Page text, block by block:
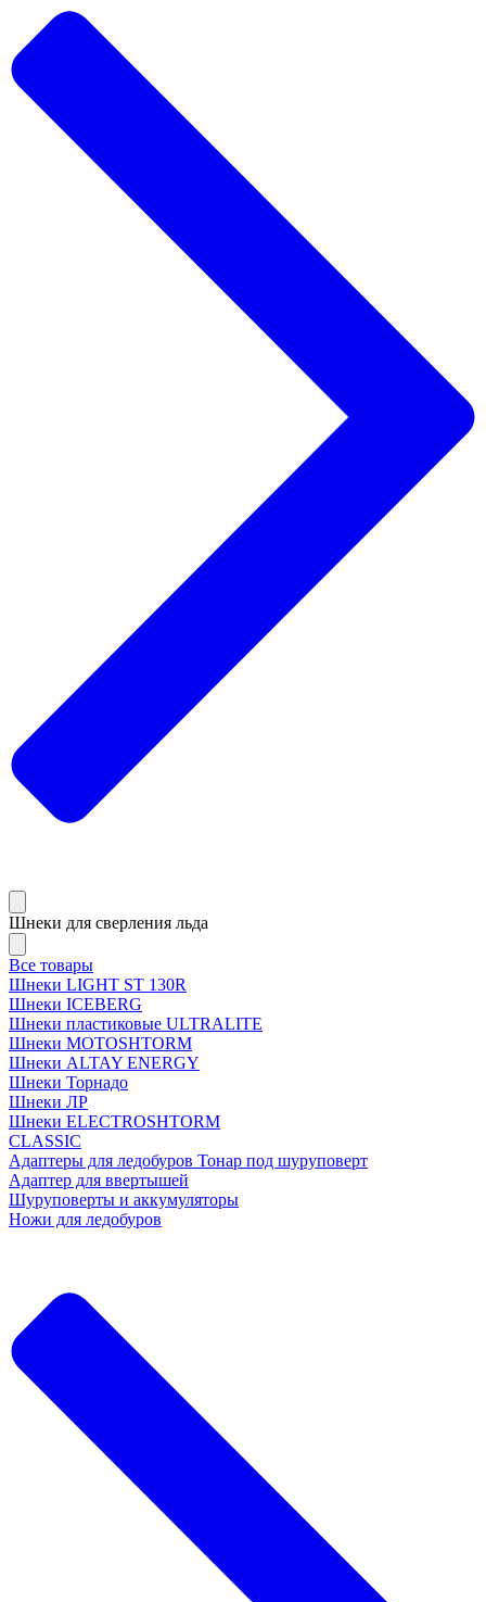
Шнеки для сверления льда
Все товары
Шнеки LIGHT ST 130R
Шнеки ICEBERG
Шнеки пластиковые ULTRALITE
Шнеки MOTOSHTORM
Шнеки ALTAY ENERGY
Шнеки Торнадо
Шнеки ЛР
Шнеки ELECTROSHTORM
CLASSIC
Адаптеры для ледобуров Тонар под шуруповерт
Адаптер для ввертышей
Шуруповерты и аккумуляторы
Ножи для ледобуров